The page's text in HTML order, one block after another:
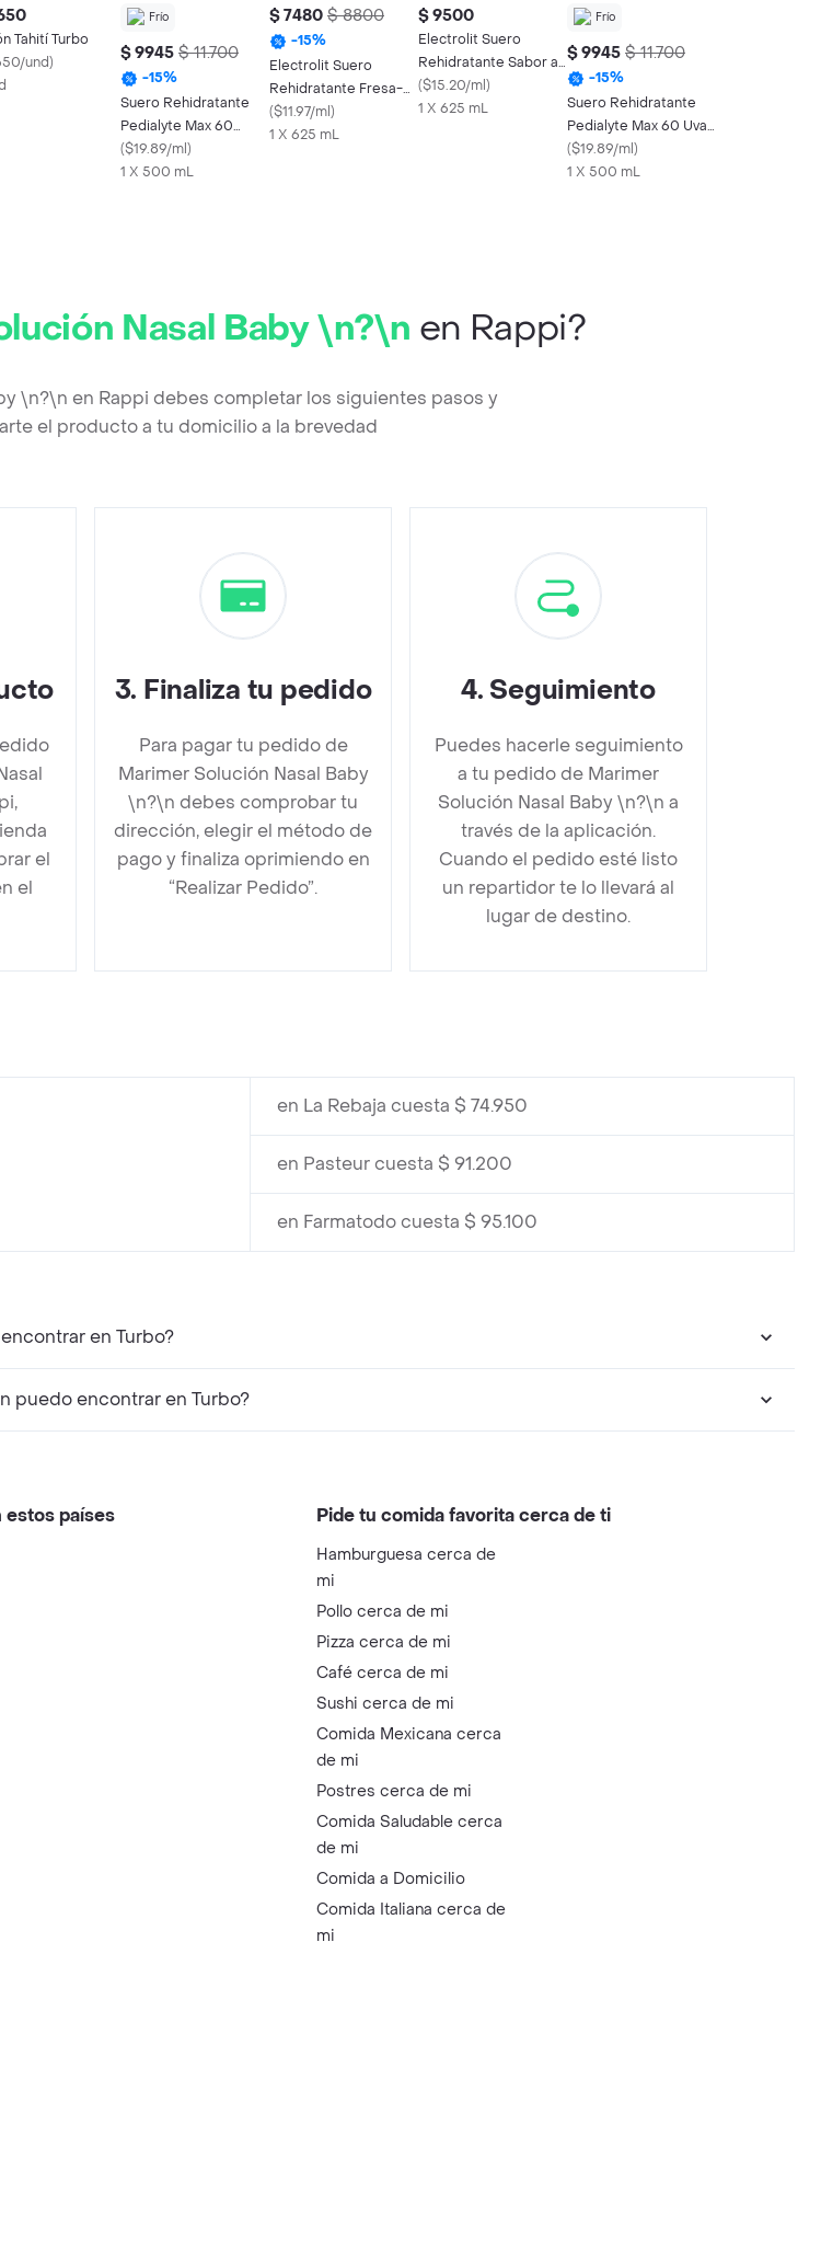
Tahití Turbo
und)
Frío
$ 9945 $ 11.700
-15%
Suero Rehidratante
Pedialyte Max 60
Manzana Frasco 500
mL
($19.89/ml)
1 X 500 mL
$ 7480 $ 8800
-15%
Electrolit Suero
Rehidratante Fresa-
Kiwi
($11.97/ml)
1 X 625 mL
$ 9500
Electrolit Suero
Rehidratante Sabor a
Maracuyá
($15.20/ml)
1 X 625 mL
Frío
$ 9945 $ 11.700
-15%
Suero Rehidratante
Pedialyte Max 60 Uva
Frasco 500 mL
($19.89/ml)
1 X 500 mL
Nasal Baby \n?\n en Rappi?
\n?\n en Rappi debes completar los siguientes pasos y
el producto a tu domicilio a la brevedad
el
el
3. Finaliza tu pedido
Para pagar tu pedido de
Marimer Solución Nasal Baby
\n?\n debes comprobar tu
dirección, elegir el método de
pago y finaliza oprimiendo en
“Realizar Pedido”.
4. Seguimiento
Puedes hacerle seguimiento
a tu pedido de Marimer
Solución Nasal Baby \n?\n a
través de la aplicación.
Cuando el pedido esté listo
un repartidor te lo llevará al
lugar de destino.
en La Rebaja cuesta $ 74.950
en Pasteur cuesta $ 91.200
en Farmatodo cuesta $ 95.100
en Turbo?
puedo encontrar en Turbo?
estos países Pide tu comida favorita cerca de ti
Hamburguesa cerca de
mi
Pollo cerca de mi
Pizza cerca de mi
Café cerca de mi
Sushi cerca de mi
Comida Mexicana cerca
de mi
Postres cerca de mi
Comida Saludable cerca
de mi
Comida a Domicilio
Comida Italiana cerca de
mi